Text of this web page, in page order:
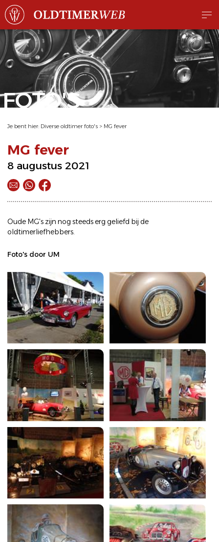
FOTO'S
Je bent hier: Diverse oldtimer foto's > MG fever
MG fever
8 augustus 2021
Oude MG's zijn nog steeds erg geliefd bij de
oldtimerliefhebbers.
Foto's door UM